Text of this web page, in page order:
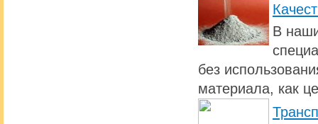
В
без
материала, как